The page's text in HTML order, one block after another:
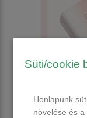
Süti/cookie
Honlapunk
növelése és